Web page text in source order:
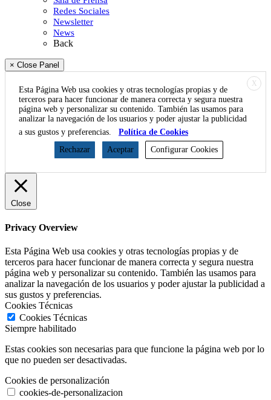
Redes Sociales
Newsletter
News
Back
× Close Panel
X
Esta Página Web usa cookies y otras tecnologías propias y de
terceros para hacer funcionar de manera correcta y segura nuestra
página web y personalizar su contenido. También las usamos para
analizar la navegación de los usuarios y poder ajustar la publicidad
a sus gustos y preferencias.
Política de Cookies
Rechazar
Aceptar Configurar Cookies
Close
Privacy Overview
Esta Página Web usa cookies y otras tecnologías propias y de
terceros para hacer funcionar de manera correcta y segura nuestra
página web y personalizar su contenido. También las usamos para
analizar la navegación de los usuarios y poder ajustar la publicidad a
sus gustos y preferencias.
Cookies Técnicas
Cookies Técnicas
Siempre habilitado
Estas cookies son necesarias para que funcione la página web por lo
que no pueden ser desactivadas.
Cookies de personalización
cookies-de-personalizacion